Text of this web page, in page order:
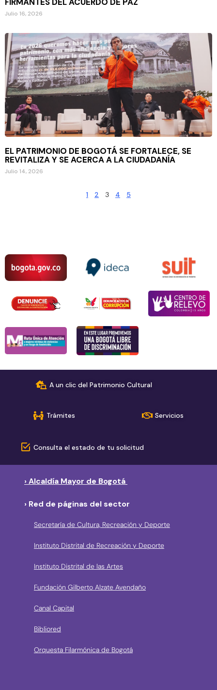
Julio 16, 2026
EL PATRIMONIO DE BOGOTÁ SE FORTALECE, SE
REVITALIZA Y SE ACERCA A LA CIUDADANÍA
Julio 14, 2026
1 2 3 4 5
A un clic del Patrimonio Cultural
Trámites Servicios
Consulta el estado de tu solicitud
› Alcaldía Mayor de Bogotá
› Red de páginas del sector
Secretaría de Cultura, Recreación y Deporte
Instituto Distrital de Recreación y Deporte
Instituto Distrital de las Artes
Fundación Gilberto Alzate Avendaño
Canal Capital
Bibliored
Orquesta Filarmónica de Bogotá